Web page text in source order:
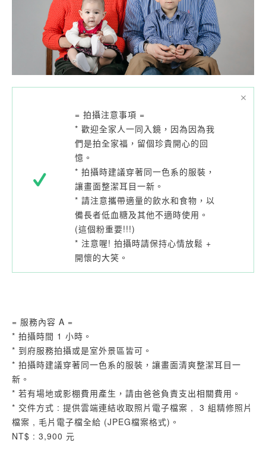
= 拍攝注意事項 =
* 歡迎全家人一同入鏡，因為因為我
們是拍全家福，留個珍貴開心的回
憶。
* 拍攝時建議穿著同一色系的服裝，
讓畫面整潔耳目一新。
* 請注意攜帶適量的飲水和食物，以
備長者低血糖及其他不適時使用。
(這個粉重要!!!)
* 注意喔! 拍攝時請保持心情放鬆 +
開懷的大笑。
= 服務內容 A =
* 拍攝時間 1 小時。
* 到府服務拍攝或是室外景區皆可。
* 拍攝時建議穿著同一色系的服裝，讓畫面清爽整潔耳目一
新。
* 若有場地或影棚費用產生，請由爸爸負責支出相關費用。
* 交件方式 : 提供雲端連結收取照片電子檔案 , 3 組精修照片
檔案 , 毛片電子檔全給 (JPEG檔案格式)。
NT$ : 3,900 元